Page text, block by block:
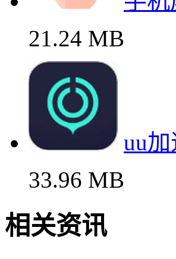
21.24 MB
uu
33.96 MB
相关资讯